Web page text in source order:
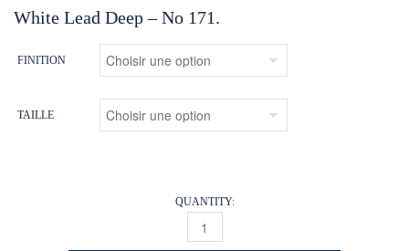
White Lead Deep – No 171.
FINITION
TAILLE
QUANTITY:
WHITE LEAD DEEP (171) QUANTITY